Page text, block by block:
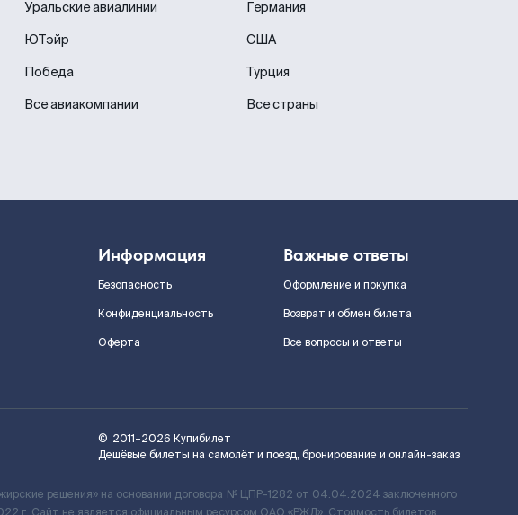
Уральские авиалинии
ЮТэйр
Победа
Все авиакомпании
Германия
США
Турция
Все страны
Информация
Безопасность
Конфиденциальность
Оферта
Важные ответы
Оформление и покупка
Возврат и обмен билета
Все вопросы и ответы
© 2011–2026 Купибилет
Дешёвые билеты на самолёт и поезд, бронирование и онлайн-заказ
решения» на основании договора № ЦПР-1282 от 04.04.2024 заключенного